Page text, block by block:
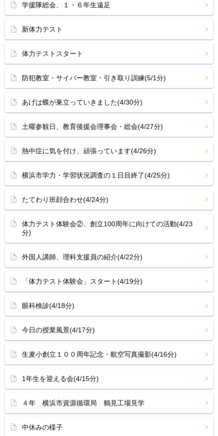
学援隊総会、１・６年生遠足
新体力テスト
体力テストスタート
防犯教室・サイバー教室・引き取り訓練(5/1分)
あげは蝶が巣立っていきました(4/30分)
土曜参観日、教育後援会理事会・総会(4/27分)
熱中症に気を付け、頑張っています(4/26分)
横浜市学力・学習状況調査の１日目終了(4/25分)
たてわり班顔合わせ(4/24分)
体力テスト体験会②、創立100周年に向けての活動(4/23
分)
外国人講師、理科支援員の紹介(4/22分)
「体力テスト体験会」スタート(4/19分)
眼科検診(4/18分)
今日の授業風景(4/17分)
生麦小創立１００周年記念・航空写真撮影(4/16分)
1年生を迎える会(4/15分)
４年 横浜市資源循環局 鶴見工場見学
中休みの様子